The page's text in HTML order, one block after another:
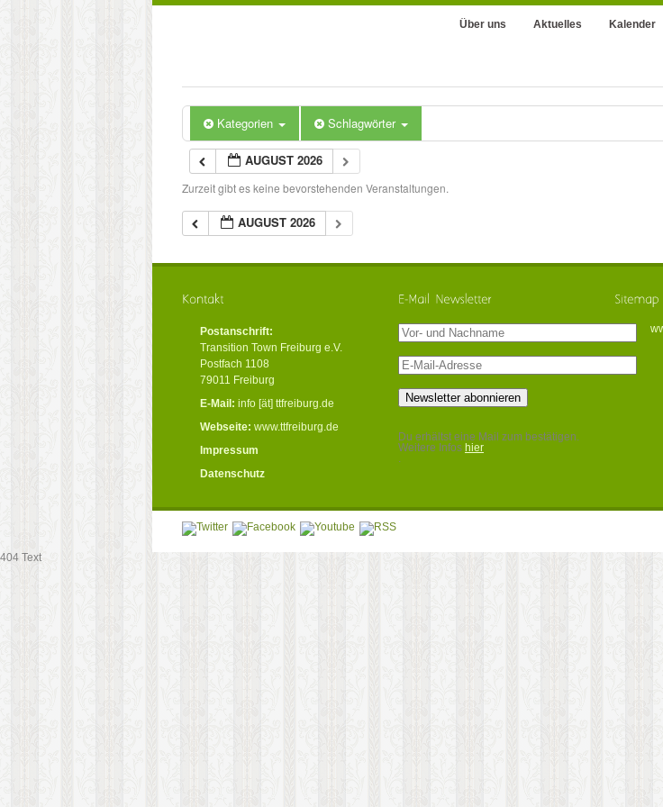
Über uns Aktuelles Kalender
Kategorien Schlagwörter
AUGUST 2026
Zurzeit gibt es keine bevorstehenden Veranstaltungen.
AUGUST 2026
Postanschrift:
Transition Town Freiburg e.V.
Postfach 1108
79011 Freiburg
E-Mail: info [ät] ttfreiburg.de
Webseite: www.ttfreiburg.de
Impressum
Datenschutz
Du erhältst eine Mail zum bestätigen.
Weitere Infos hier
.
404 Text